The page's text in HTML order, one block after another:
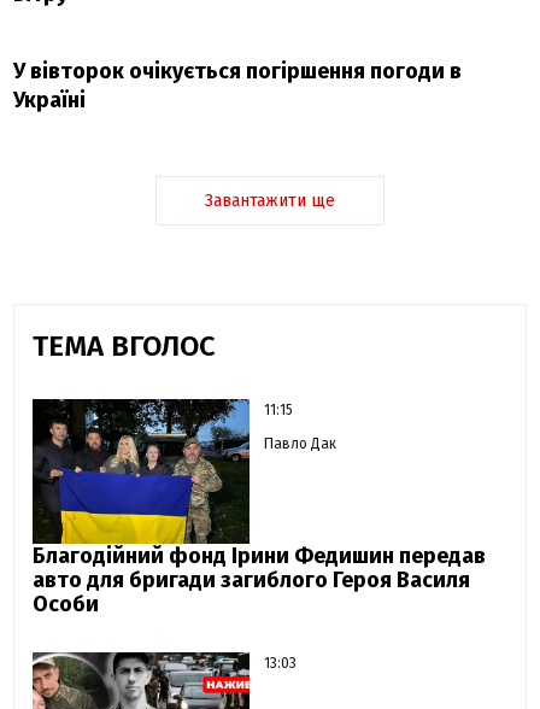
У вівторок очікується погіршення погоди в
Україні
Завантажити ще
ТЕМА ВГОЛОС
11:15
Павло Дак
Благодійний фонд Ірини Федишин передав
авто для бригади загиблого Героя Василя
Особи
13:03